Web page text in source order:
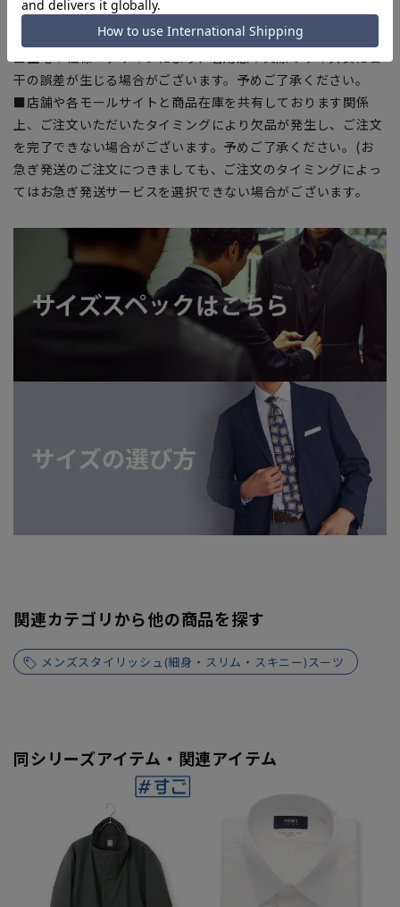
下での光加減により、実際の商品と掲載画像の色味が異なる場
合がございます。
干の誤差が生じる場合がございます。予めご了承ください。
■店舗や各モールサイトと商品在庫を共有しております関係
上、ご注文いただいたタイミングにより欠品が発生し、ご注文
を完了できない場合がございます。予めご了承ください。(お
急ぎ発送のご注文につきましても、ご注文のタイミングによっ
てはお急ぎ発送サービスを選択できない場合がございます。
関連カテゴリから他の商品を探す
メンズスタイリッシュ(細身・スリム・スキニー)スーツ
同シリーズアイテム・関連アイテム